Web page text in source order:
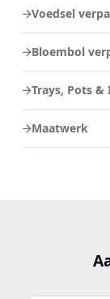
Voedsel
Bloembol
Trays, Pots &
Maatwerk